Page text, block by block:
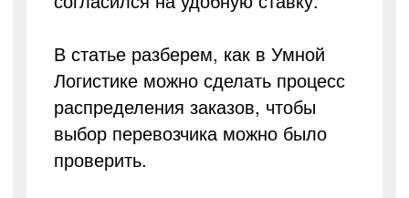
В статье разберем, как в Умной
Логистике можно сделать процесс
распределения заказов, чтобы
выбор перевозчика можно было
проверить.